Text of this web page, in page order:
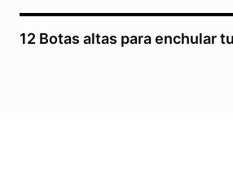
12 Botas altas para enchular